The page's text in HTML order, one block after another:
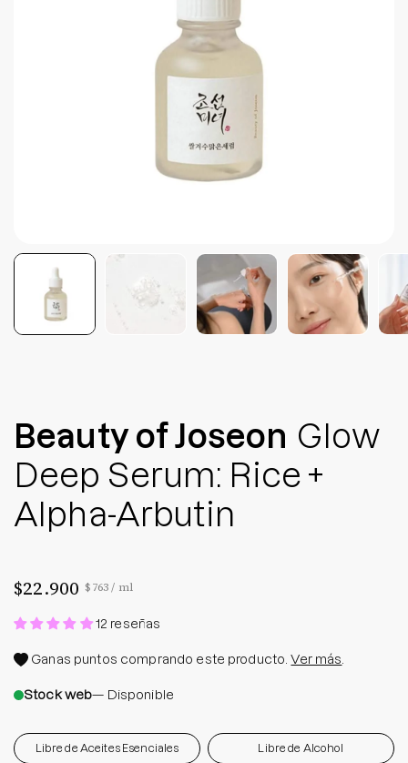
Protector Solar en Barra No.1
Parche para granitos
Rastrear mi Pedido
Parches para granitos internos
Parches para manchitas pos acné
Beauty of Joseon Glow
Deep Serum: Rice +
Alpha-Arbutin
$22.900 Precio por unidad
$763 /por
ml
12 reseñas
Ganas puntos comprando este producto.Ver más
Stock web— Disponible
Libre de Aceites Esenciales Libre de Alcohol